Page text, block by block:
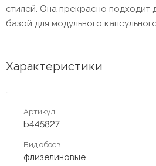
стилей. Она прекрасно подходит
базой для модульного
Характеристики
Артикул
b445827
Вид обоев
флизелиновые